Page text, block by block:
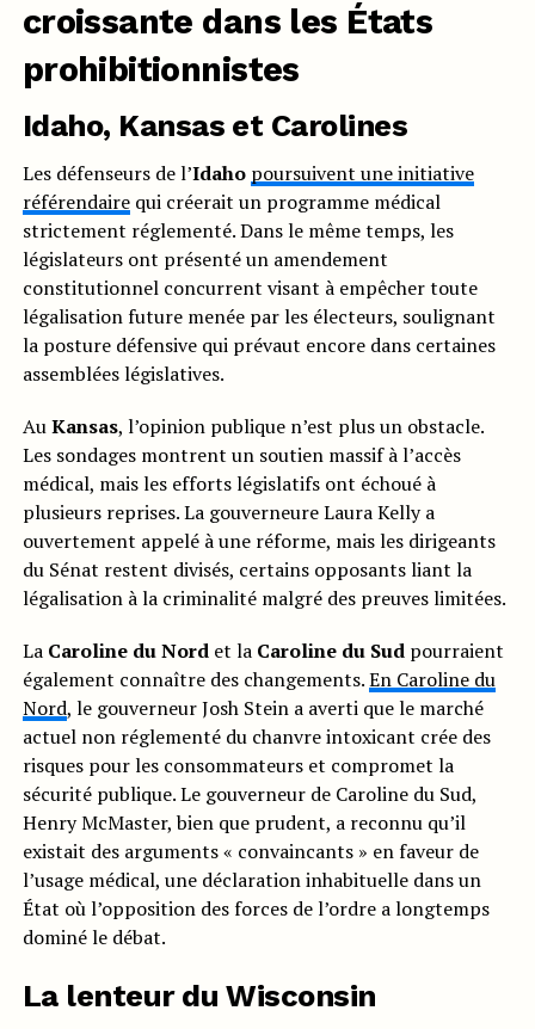
croissante dans les États
prohibitionnistes
Idaho, Kansas et Carolines
Les défenseurs de l’Idaho poursuivent une initiative
référendairequi créerait un programme médical
strictement réglementé. Dans le même temps, les
législateurs ont présenté un amendement
constitutionnel concurrent visant à empêcher toute
légalisation future menée par les électeurs, soulignant
la posture défensive qui prévaut encore dans certaines
assemblées législatives.
AuKansas, l’opinion publique n’est plus un obstacle.
Les sondages montrent un soutien massif à l’accès
médical, mais les efforts législatifs ont échoué à
plusieurs reprises. La gouverneure Laura Kelly a
ouvertement appelé à une réforme, mais les dirigeants
du Sénat restent divisés, certains opposants liant la
légalisation à la criminalité malgré des preuves limitées.
La Caroline du Nordet la Caroline du Sudpourraient
également connaître des changements.En Caroline du
Nord, le gouverneur Josh Stein a averti que le marché
actuel non réglementé du chanvre intoxicant crée des
risques pour les consommateurs et compromet la
sécurité publique. Le gouverneur de Caroline du Sud,
Henry McMaster, bien que prudent, a reconnu qu’il
existait des arguments « convaincants » en faveur de
l’usage médical, une déclaration inhabituelle dans un
État où l’opposition des forces de l’ordre a longtemps
dominé le débat.
La lenteur du Wisconsin